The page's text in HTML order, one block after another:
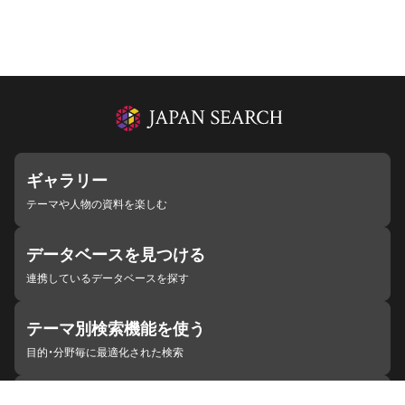
ギャラリー
テーマや人物の資料を楽しむ
データベースを見つける
連携しているデータベースを探す
テーマ別検索機能を使う
目的・分野毎に最適化された検索